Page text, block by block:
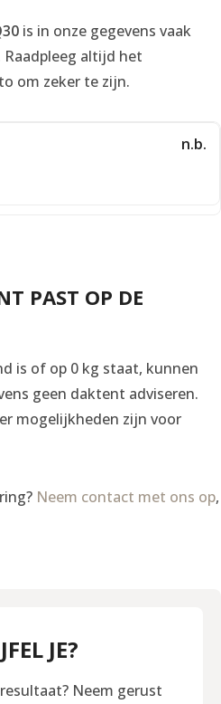
is in onze gegevens vaak
altijd het
om zeker te zijn.
n.b.
PAST OP DE
is of op 0 kg staat, kunnen
geen daktent adviseren.
mogelijkheden zijn voor
Neem contact met ons op,
JE?
Neem gerust